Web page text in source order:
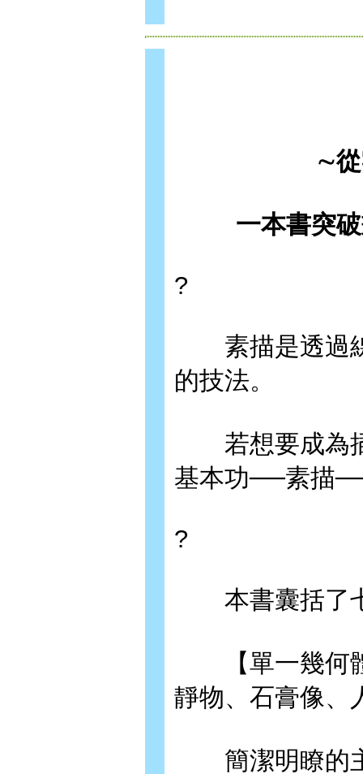
∼
一本書突
?
素描是透過線
的技法。
若想要成為插
基本功──素描
?
本書囊括了
【單一幾何體
靜物、石膏像、
簡潔明瞭的主